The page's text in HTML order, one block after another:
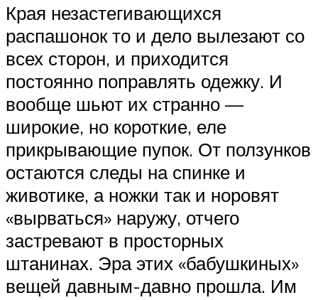
Края незастегивающихся
распашонок то и дело вылезают со
всех сторон, и приходится
постоянно поправлять одежку. И
вообще шьют их странно —
широкие, но короткие, еле
прикрывающие пупок. От ползунков
остаются следы на спинке и
животике, а ножки так и норовят
«вырваться» наружу, отчего
застревают в просторных
штанинах. Эра этих «бабушкиных»
вещей давным-давно прошла. Им